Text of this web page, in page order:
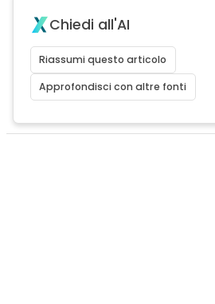
Chiedi all'AI
Riassumi questo articolo
Approfondisci con altre fonti